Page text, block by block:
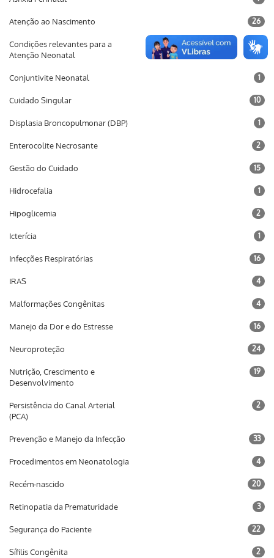
Atenção ao Nascimento 26
Condições relevantes para a
Atenção Neonatal
37
Conjuntivite Neonatal 1
Cuidado Singular 10
Displasia Broncopulmonar (DBP) 1
Enterocolite Necrosante 2
Gestão do Cuidado 15
Hidrocefalia 1
Hipoglicemia 2
Icterícia 1
Infecções Respiratórias 16
IRAS 4
Malformações Congênitas 4
Manejo da Dor e do Estresse 16
Neuroproteção 24
Nutrição, Crescimento e
Desenvolvimento
19
Persistência do Canal Arterial
(PCA)
2
Prevenção e Manejo da Infecção 33
Procedimentos em Neonatologia 4
Recém-nascido 20
Retinopatia da Prematuridade 3
Segurança do Paciente 22
Sífilis Congênita 2